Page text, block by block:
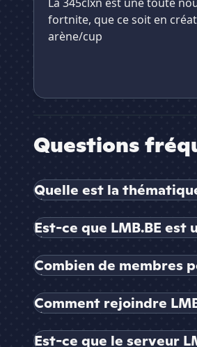
fortnite, que ce soit en
arène/cup
Questions
Quelle est la
Est-ce que LMB.BE est
Combien de membres
Comment rejoindre
Est-ce que le serveur